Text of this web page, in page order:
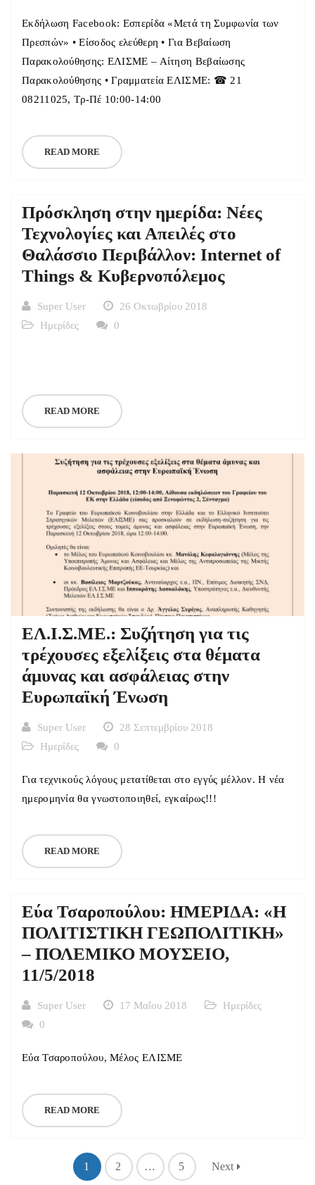
Εκδήλωση Facebook: Εσπερίδα «Μετά τη Συμφωνία των
Πρεσπών» • Είσοδος ελεύθερη • Για Βεβαίωση
Παρακολούθησης: ΕΛΙΣΜΕ – Αίτηση Βεβαίωσης
Παρακολούθησης • Γραμματεία ΕΛΙΣΜΕ: ☎ 21
08211025, Τρ-Πέ 10:00-14:00
READ MORE
Πρόσκληση στην ημερίδα: Νέες
Τεχνολογίες και Απειλές στο
Θαλάσσιο Περιβάλλον: Internet of
Things & Κυβερνοπόλεμος
Super User
26 Οκτωβρίου 2018
Ημερίδες
0
READ MORE
ΕΛ.Ι.Σ.ΜΕ.: Συζήτηση για τις
τρέχουσες εξελίξεις στα θέματα
άμυνας και ασφάλειας στην
Ευρωπαϊκή Ένωση
Super User
28 Σεπτεμβρίου 2018
Ημερίδες
0
Για τεχνικούς λόγους μετατίθεται στο εγγύς μέλλον. Η νέα
ημερομηνία θα γνωστοποιηθεί, εγκαίρως!!!
READ MORE
Εύα Τσαροπούλου: ΗΜΕΡΙΔΑ: «Η
ΠΟΛΙΤΙΣΤΙΚΗ ΓΕΩΠΟΛΙΤΙΚΗ»
– ΠΟΛΕΜΙΚΟ ΜΟΥΣΕΙΟ,
11/5/2018
Super User 17 Μαΐου 2018
Ημερίδες
0
Εύα Τσαροπούλου, Μέλος ΕΛΙΣΜΕ
READ MORE
1 2 … 5 Next